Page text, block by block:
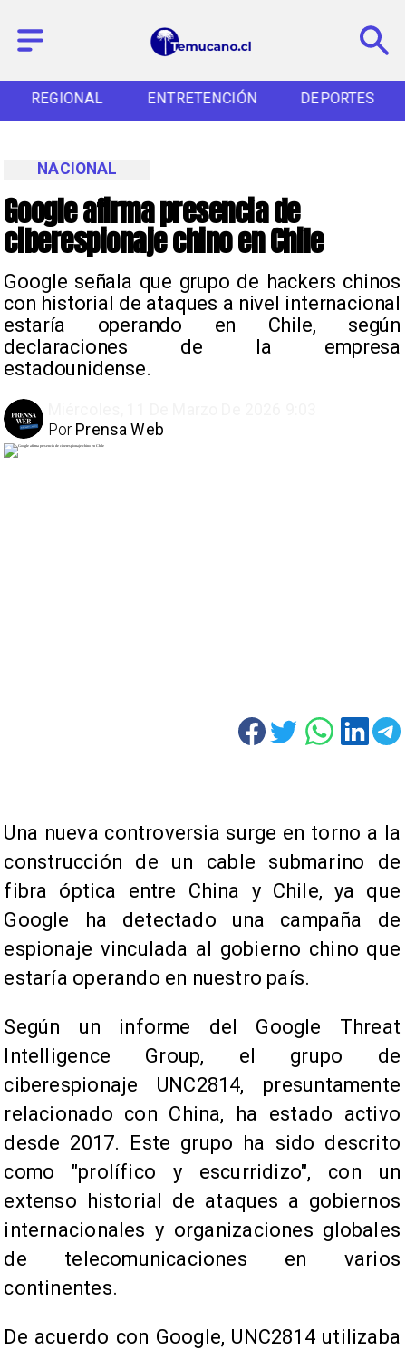
REGIONAL ENTRETENCIÓN DEPORTES
Google afirma presencia de
ciberespionaje chino en Chile
Google señala que grupo de hackers chinos
con historial de ataques a nivel internacional
estaría operando en Chile, según
declaraciones de la empresa
estadounidense.
NACIONAL
Prensa Web
Por
Una nueva controversia surge en torno a la
construcción de un cable submarino de
fibra óptica entre China y Chile, ya que
Google ha detectado una campaña de
espionaje vinculada al gobierno chino que
estaría operando en nuestro país.
Según un informe del Google Threat
Intelligence Group, el grupo de
ciberespionaje UNC2814, presuntamente
relacionado con China, ha estado activo
desde 2017. Este grupo ha sido descrito
como "prolífico y escurridizo", con un
extenso historial de ataques a gobiernos
internacionales y organizaciones globales
de telecomunicaciones en varios
continentes.
De acuerdo con Google, UNC2814 utilizaba